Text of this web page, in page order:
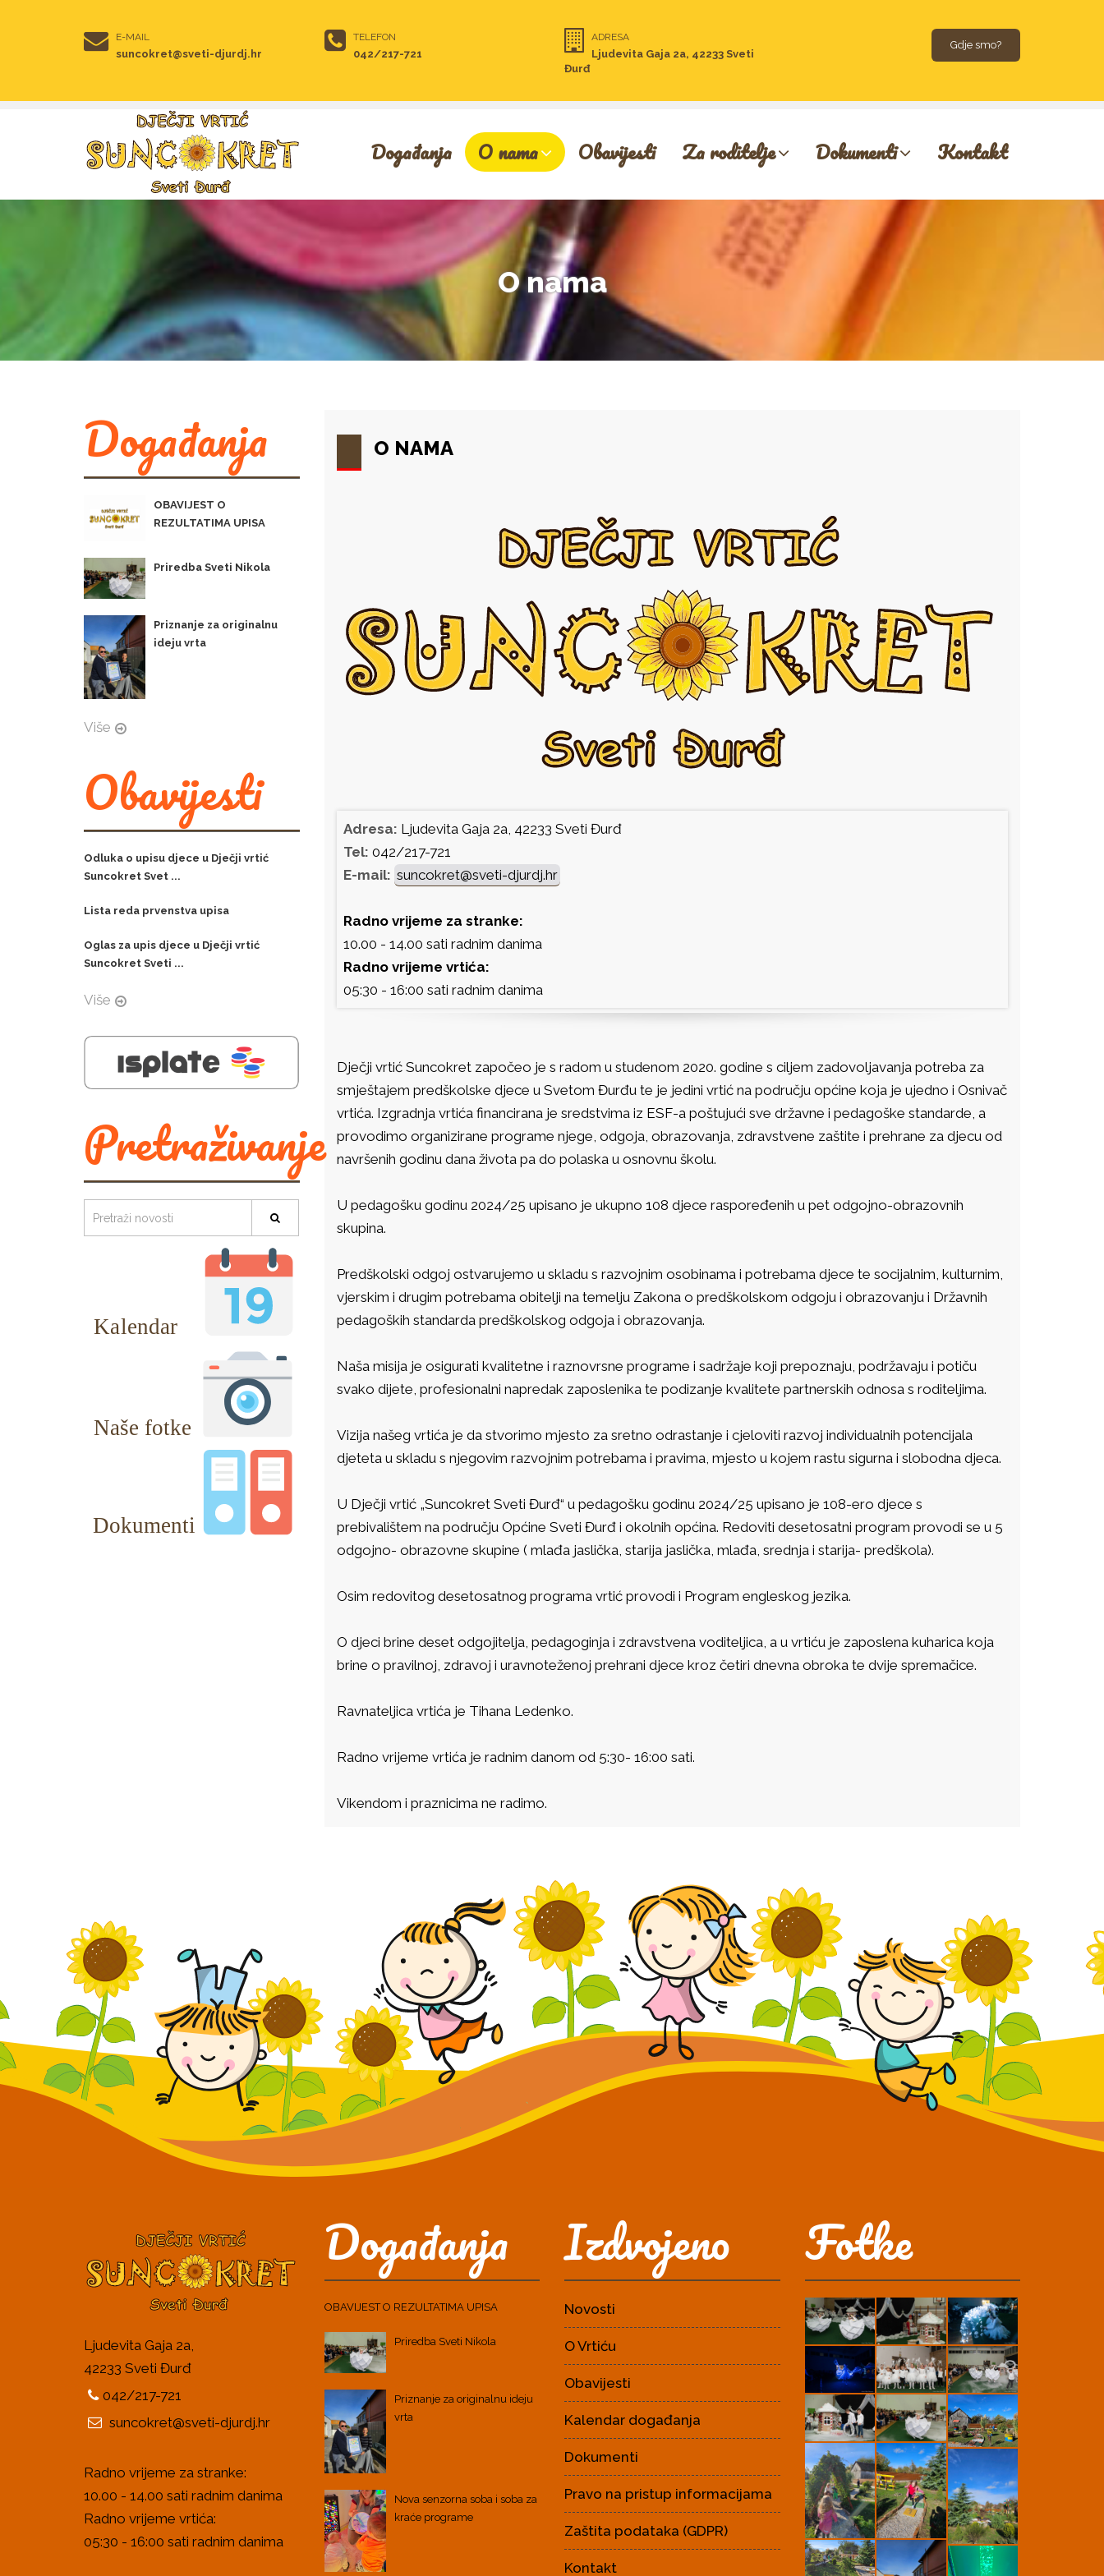
E-MAIL
suncokret@sveti-djurdj.hr
TELEFON
042/217-721
ADRESA
Ljudevita Gaja 2a, 42233 Sveti
Đurđ
Gdje smo?
Događanja O nama Obavijesti Za roditelje Dokumenti Kontakt
O nama
O NAMA
Adresa: Ljudevita Gaja 2a, 42233 Sveti Đurđ
Tel: 042/217-721
E-mail: suncokret@sveti-djurdj.hr
Radno vrijeme za stranke:
10.00 - 14.00 sati radnim danima
Radno vrijeme vrtića:
05:30 - 16:00 sati radnim danima
Dječji vrtić Suncokret započeo je s radom u studenom 2020. godine s ciljem zadovoljavanja potreba za
smještajem predškolske djece u Svetom Đurđu te je jedini vrtić na području općine koja je ujedno i Osnivač
vrtića. Izgradnja vrtića financirana je sredstvima iz ESF-a poštujući sve državne i pedagoške standarde, a
provodimo organizirane programe njege, odgoja, obrazovanja, zdravstvene zaštite i prehrane za djecu od
navršenih godinu dana života pa do polaska u osnovnu školu.
U pedagošku godinu 2024/25 upisano je ukupno 108 djece raspoređenih u pet odgojno-obrazovnih
skupina.
Predškolski odgoj ostvarujemo u skladu s razvojnim osobinama i potrebama djece te socijalnim, kulturnim,
vjerskim i drugim potrebama obitelji na temelju Zakona o predškolskom odgoju i obrazovanju i Državnih
pedagoških standarda predškolskog odgoja i obrazovanja.
Naša misija je osigurati kvalitetne i raznovrsne programe i sadržaje koji prepoznaju, podržavaju i potiču
svako dijete, profesionalni napredak zaposlenika te podizanje kvalitete partnerskih odnosa s roditeljima.
Vizija našeg vrtića je da stvorimo mjesto za sretno odrastanje i cjeloviti razvoj individualnih potencijala
djeteta u skladu s njegovim razvojnim potrebama i pravima, mjesto u kojem rastu sigurna i slobodna djeca.
U Dječji vrtić „Suncokret Sveti Đurđ“ u pedagošku godinu 2024/25 upisano je 108-ero djece s
prebivalištem na području Općine Sveti Đurđ i okolnih općina. Redoviti desetosatni program provodi se u 5
odgojno- obrazovne skupine ( mlađa jaslička, starija jaslička, mlađa, srednja i starija- predškola).
Osim redovitog desetosatnog programa vrtić provodi i Program engleskog jezika.
O djeci brine deset odgojitelja, pedagoginja i zdravstvena voditeljica, a u vrtiću je zaposlena kuharica koja
brine o pravilnoj, zdravoj i uravnoteženoj prehrani djece kroz četiri dnevna obroka te dvije spremačice.
Ravnateljica vrtića je Tihana Ledenko.
Radno vrijeme vrtića je radnim danom od 5:30- 16:00 sati.
Vikendom i praznicima ne radimo.
Događanja
OBAVIJEST O
REZULTATIMA UPISA
Priredba Sveti Nikola
Priznanje za originalnu
ideju vrta
Više
Obavijesti
Odluka o upisu djece u Dječji vrtić
Suncokret Svet ...
Lista reda prvenstva upisa
Oglas za upis djece u Dječji vrtić
Suncokret Sveti ...
Više
Pretraživanje
Ljudevita Gaja 2a,
42233 Sveti Đurđ
042/217-721
suncokret@sveti-djurdj.hr
Radno vrijeme za stranke:
10.00 - 14.00 sati radnim danima
Radno vrijeme vrtića:
05:30 - 16:00 sati radnim danima
Događanja
OBAVIJEST O REZULTATIMA UPISA
Priredba Sveti Nikola
Priznanje za originalnu ideju
vrta
Nova senzorna soba i soba za
kraće programe
Izdvojeno
Novosti
O Vrtiću
Obavijesti
Kalendar događanja
Dokumenti
Pravo na pristup informacijama
Zaštita podataka (GDPR)
Kontakt
Fotke